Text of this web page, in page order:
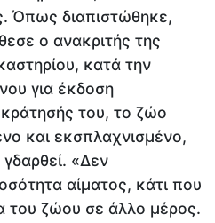
Όπως διαπιστώθηκε,
ο ανακριτής της
κατά την
για έκδοση
του, το ζώο
και εκσπλαχνισμένο,
«Δεν
αίματος, κάτι που
του ζώου σε άλλο μέρος.